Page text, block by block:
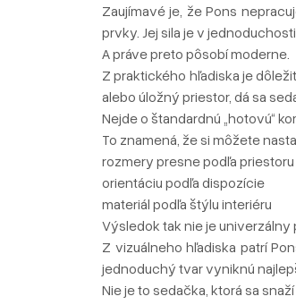
Zaujímavé je, že Pons
prvky. Jej sila je v
A práve preto pôsobí moderne.
Z praktického hľadiska je
alebo úložný priestor, dá sa
Nejde o štandardnú „hotovú“
To znamená, že si môžete
rozmery presne podľa priestoru
orientáciu podľa dispozície
materiál podľa štýlu interiéru
Výsledok tak nie je
Z vizuálneho hľadiska patrí
jednoduchý tvar vyniknú
Nie je to sedačka, ktorá sa